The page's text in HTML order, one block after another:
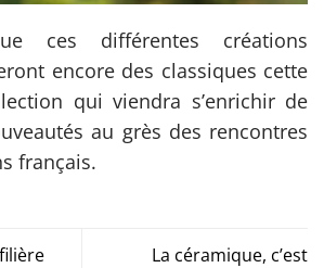
ces différentes créations
encore des classiques cette
qui viendra s’enrichir de
au grès des rencontres
français.
La céramique, c’est